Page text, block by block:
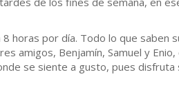
horas por día. Todo lo que saben
amigos, Benjamín, Samuel y
se siente a gusto, pues disfruta